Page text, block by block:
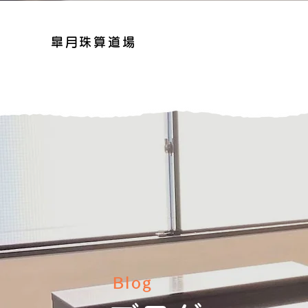
皐月珠算道場
Blog